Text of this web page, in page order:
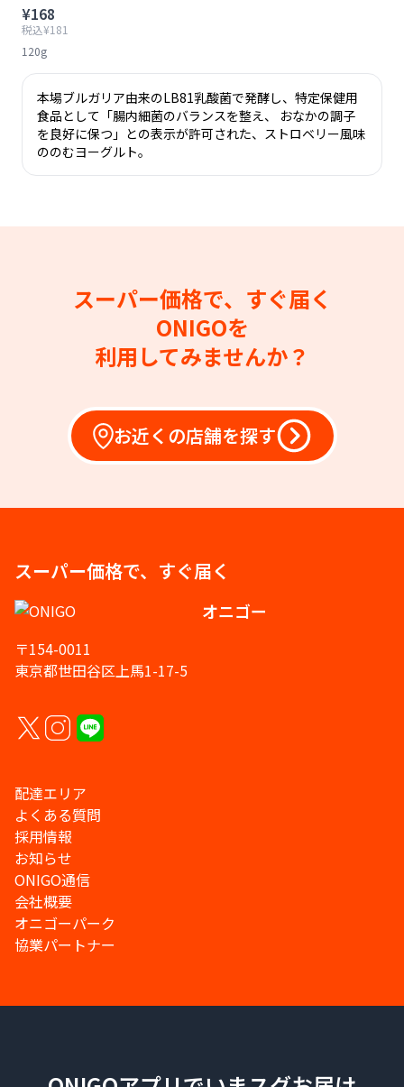
¥168
税込¥181
120g
本場ブルガリア由来のLB81乳酸菌で発酵し、特定保健用
食品として「腸内細菌のバランスを整え、 おなかの調子
を良好に保つ」との表示が許可された、ストロベリー風味
ののむヨーグルト。
スーパー価格で、すぐ届く
ONIGOを
利用してみませんか？
お近くの店舗を探す
スーパー価格で、すぐ届く
オニゴー
〒154-0011
東京都世田谷区上馬1-17-5
配達エリア
よくある質問
採用情報
お知らせ
ONIGO通信
会社概要
オニゴーパーク
協業パートナー